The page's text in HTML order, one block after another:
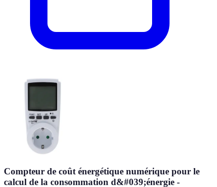
Compteur de coût énergétique numérique pour le
calcul de la consommation d&#039;énergie -